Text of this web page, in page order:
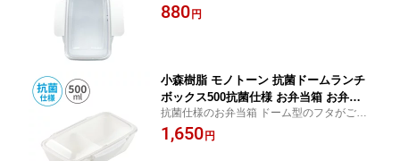
対応 レディース 女性 学生 学校 通学 仕
ン付）
880 円
小森樹脂 モノトーン 抗菌ドームランチ
ボックス500抗菌仕様 お弁当箱 お弁当
ランチボックス 一段 1段 容量 本体500
ml 電子レンジ対応 食洗機対応 レディー
抗菌仕様のお弁当箱 ドーム型のフタがごは
んやおかずを潰さず盛り付けをキープ！
1,650 円